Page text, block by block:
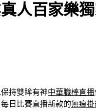
人百家樂
持雙眸有神中華職棒直播
日比賽直播新款的無痕掛